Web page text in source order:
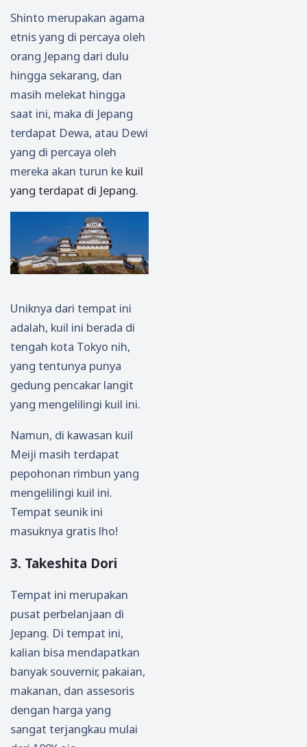
Shinto merupakan agama
etnis yang di percaya oleh
orang Jepang dari dulu
hingga sekarang, dan
masih melekat hingga
saat ini, maka di Jepang
terdapat Dewa, atau Dewi
yang di percaya oleh
mereka akan turun ke kuil
yang terdapat di Jepang.
Uniknya dari tempat ini
adalah, kuil ini berada di
tengah kota Tokyo nih,
yang tentunya punya
gedung pencakar langit
yang mengelilingi kuil ini.
Namun, di kawasan kuil
Meiji masih terdapat
pepohonan rimbun yang
mengelilingi kuil ini.
Tempat seunik ini
masuknya gratis lho!
3. Takeshita Dori
Tempat ini merupakan
pusat perbelanjaan di
Jepang. Di tempat ini,
kalian bisa mendapatkan
banyak souvernir, pakaian,
makanan, dan assesoris
dengan harga yang
sangat terjangkau mulai